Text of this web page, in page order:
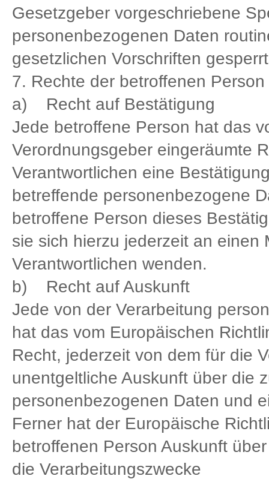
Gesetzgeber vorgeschriebene
personenbezogenen Daten
gesetzlichen Vorschriften
7. Rechte der betroffenen Person
a) Recht auf Bestätigung
Jede betroffene Person hat das
Verordnungsgeber eingeräumte
Verantwortlichen eine
betreffende personenbezogene
betroffene Person dieses
sie sich hierzu jederzeit an einen
Verantwortlichen wenden.
b) Recht auf Auskunft
Jede von der Verarbeitung
hat das vom Europäischen
Recht, jederzeit von dem für die
unentgeltliche Auskunft über die
personenbezogenen Daten und
Ferner hat der Europäische
betroffenen Person Auskunft
die Verarbeitungszwecke